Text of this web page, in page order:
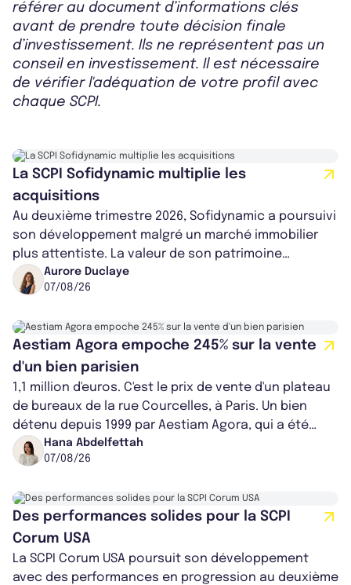
référer au document d’informations clés
avant de prendre toute décision finale
d’investissement. Ils ne représentent pas un
conseil en investissement. Il est nécessaire
de vérifier l'adéquation de votre profil avec
chaque SCPI.
La SCPI Sofidynamic multiplie les
acquisitions
Au deuxième trimestre 2026, Sofidynamic a poursuivi
son développement malgré un marché immobilier
plus attentiste. La valeur de son patrimoine
progresse de 3,8% à périmètre constan...
Aurore Duclaye
07/08/26
Aestiam Agora empoche 245% sur la vente
d'un bien parisien
1,1 million d'euros. C'est le prix de vente d'un plateau
de bureaux de la rue Courcelles, à Paris. Un bien
détenu depuis 1999 par Aestiam Agora, qui a été
cédé avec une plus-value...
Hana Abdelfettah
07/08/26
Des performances solides pour la SCPI
Corum USA
La SCPI Corum USA poursuit son développement
avec des performances en progression au deuxième